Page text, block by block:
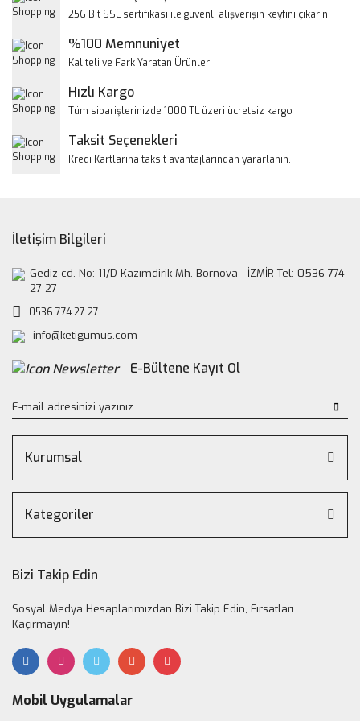
Ürün resmi kalitesiz, bozuk veya görüntülenemiyor.
Ürün bilgilerinde hatalar bulunuyor.
Bu ürüne benzer farklı alternatifler olmalı.
256 Bit SSL sertifikası ile güvenli alışverişin keyfini çıkarın.
%100 Memnuniyet
Kaliteli ve Fark Yaratan Ürünler
Hızlı Kargo
Tüm siparişlerinizde 1000 TL üzeri ücretsiz kargo
Taksit Seçenekleri
Kredi Kartlarına taksit avantajlarından yararlanın.
İletişim Bilgileri
Gediz cd. No: 11/D Kazımdirik Mh. Bornova - İZMİR Tel: 0536 774
27 27
0536 774 27 27
info@ketigumus.com
E-Bültene Kayıt Ol
Kurumsal
Kategoriler
Bizi Takip Edin
Sosyal Medya Hesaplarımızdan Bizi Takip Edin, Fırsatları
Kaçırmayın!
Mobil Uygulamalar